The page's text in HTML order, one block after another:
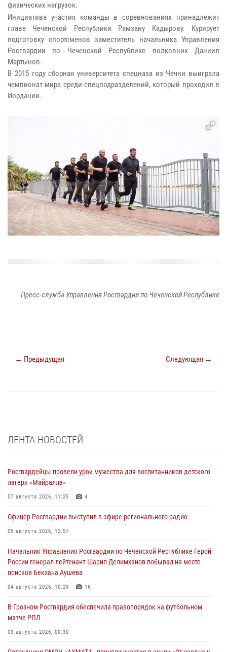
физических нагрузок.
Инициатива участия команды в соревнованиях принадлежит
главе Чеченской Республики Рамзану Кадырову. Курирует
подготовку спортсменов заместитель начальника Управления
Росгвардии по Чеченской Республике полковник Даниил
Мартынов.
В 2015 году сборная университета спецназа из Чечни выиграла
чемпионат мира среди спецподразделений, который проходил в
Иордании.
Пресс-служба Управления Росгвардии по Чеченской Республике
← Предыдущая Следующая →
ЛЕНТА НОВОСТЕЙ
Росгвардейцы провели урок мужества для воспитанников детского
лагеря «Майралла»
07 августа 2026, 11:25 4
Офицер Росгвардии выступил в эфире регионального радио
05 августа 2026, 12:57
Начальник Управления Росгвардии по Чеченской Республике Герой
России генерал-лейтенант Шарип Делимханов побывал на месте
поисков Бекхана Аушева
04 августа 2026, 10:29 16
В Грозном Росгвардия обеспечила правопорядок на футбольном
матче РПЛ
03 августа 2026, 09:30